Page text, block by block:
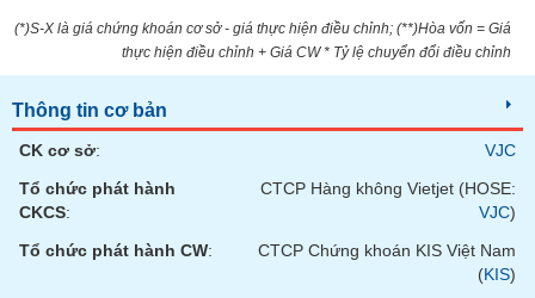
(*)S-X là giá chứng khoán cơ sở - giá thực hiện điều chỉnh; (**)Hòa vốn = Giá
thực hiện điều chỉnh + Giá CW * Tỷ lệ chuyển đổi điều chỉnh
Thông tin cơ bản
CK cơ sở:
VJC
Tổ chức phát hành
CKCS:
CTCP Hàng không Vietjet (HOSE:
VJC)
Tổ chức phát hành CW:
CTCP Chứng khoán KIS Việt Nam
(KIS)
tài
chính
Công
đầu